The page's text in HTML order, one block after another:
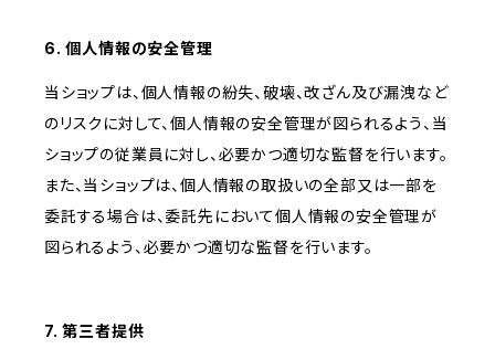
6. 個人情報の安全管理
当ショップは、個人情報の紛失、破壊、改ざん及び漏洩など
のリスクに対して、個人情報の安全管理が図られるよう、当
ショップの従業員に対し、必要かつ適切な監督を行います。
また、当ショップは、個人情報の取扱いの全部又は一部を
委託する場合は、委託先において個人情報の安全管理が
図られるよう、必要かつ適切な監督を行います。
7. 第三者提供